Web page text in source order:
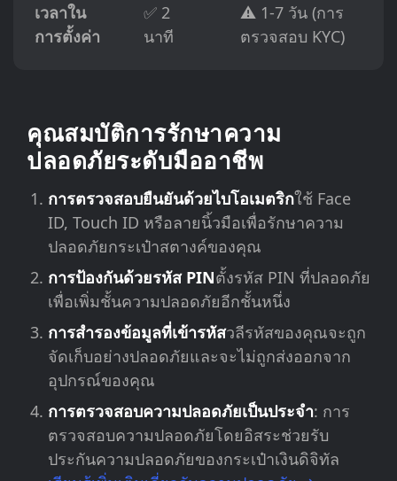
เวลาใน
การตั้งค่า
✅ 2
นาที
⚠️ 1-7 วัน (การ
ตรวจสอบ KYC)
คุณสมบัติการรักษาความ
ปลอดภัยระดับมืออาชีพ
การตรวจสอบยืนยันด้วยไบโอเมตริกใช้ Face
ID, Touch ID หรือลายนิ้วมือเพื่อรักษาความ
ปลอดภัยกระเป๋าสตางค์ของคุณ
การป้องกันด้วยรหัส PINตั้งรหัส PIN ที่ปลอดภัย
เพื่อเพิ่มชั้นความปลอดภัยอีกชั้นหนึ่ง
การสำรองข้อมูลที่เข้ารหัสวลีรหัสของคุณจะถูก
จัดเก็บอย่างปลอดภัยและจะไม่ถูกส่งออกจาก
อุปกรณ์ของคุณ
การตรวจสอบความปลอดภัยเป็นประจำ: การ
ตรวจสอบความปลอดภัยโดยอิสระช่วยรับ
ประกันความปลอดภัยของกระเป๋าเงินดิจิทัล